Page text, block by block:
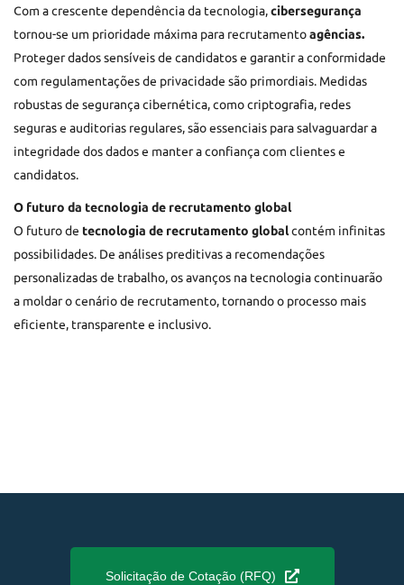
Com a crescente dependência da tecnologia,cibersegurança
tornou-se um prioridade máxima para recrutamentoagências.
Proteger dados sensíveis de candidatos e garantir a conformidade
com regulamentações de privacidade são primordiais. Medidas
robustas de segurança cibernética, como criptografia, redes
seguras e auditorias regulares, são essenciais para salvaguardar a
integridade dos dados e manter a confiança com clientes e
candidatos.
O futuro da tecnologia de recrutamento global
O futuro de tecnologia de recrutamento globalcontém infinitas
possibilidades. De análises preditivas a recomendações
personalizadas de trabalho, os avanços na tecnologia continuarão
a moldar o cenário de recrutamento, tornando o processo mais
eficiente, transparente e inclusivo.
Solicitação de Cotação (RFQ)